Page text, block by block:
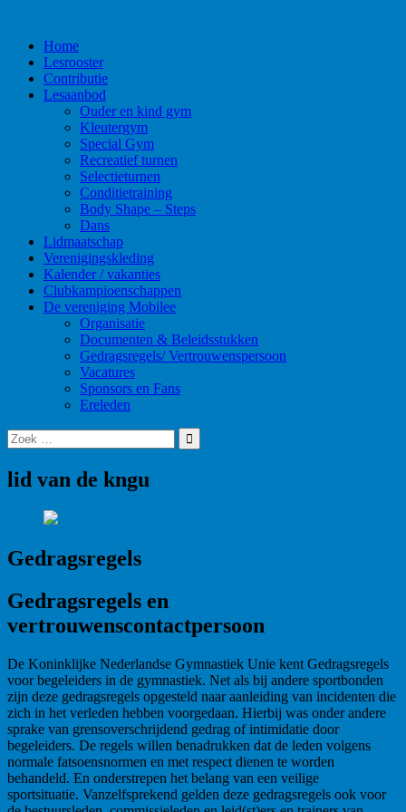
Mobilee Woerden
SidebarHome
Lesrooster
Contributie
Lesaanbod
Ouder en kind gym
Kleutergym
Special Gym
Recreatief turnen
Selectieturnen
Conditietraining
Body Shape – Steps
Dans
Lidmaatschap
Verenigingskleding
Kalender / vakanties
Clubkampioenschappen
De vereniging Mobilee
Organisatie
Documenten & Beleidsstukken
Gedragsregels/ Vertrouwenspersoon
Vacatures
Sponsors en Fans
Ereleden
Zoek
op:
lid van de kngu
Gedragsregels
Pagina
Gedragsregels en
vertrouwenscontactpersoon
De Koninklijke Nederlandse Gymnastiek Unie kent Gedragsregels
voor begeleiders in de gymnastiek. Net als bij andere sportbonden
zijn deze gedragsregels opgesteld naar aanleiding van incidenten die
zich in het verleden hebben voorgedaan. Hierbij was onder andere
sprake van grensoverschrijdend gedrag of intimidatie door
begeleiders. De regels willen benadrukken dat de leden volgens
normale fatsoensnormen en met respect dienen te worden
behandeld. En onderstrepen het belang van een veilige
sportsituatie. Vanzelfsprekend gelden deze gedragsregels ook voor